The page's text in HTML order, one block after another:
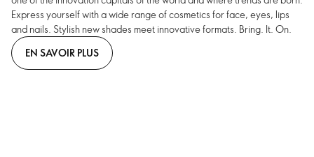
Express yourself with a wide range of cosmetics for face, eyes, lips
and nails. Stylish new shades meet innovative formats. Bring. It. On.
EN SAVOIR PLUS